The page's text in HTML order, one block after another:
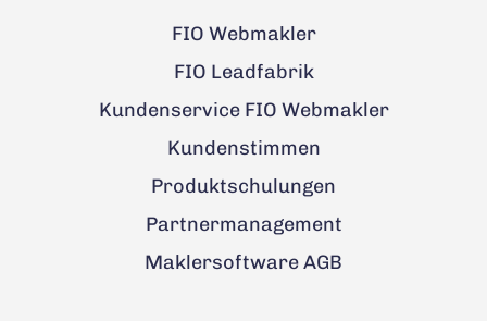
FIO Webmakler
FIO Leadfabrik
Kundenservice FIO Webmakler
Kundenstimmen
Produktschulungen
Partnermanagement
Maklersoftware AGB